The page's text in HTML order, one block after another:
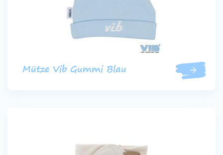
Mütze Vib Gummi Blau